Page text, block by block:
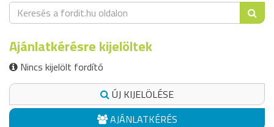
Ajánlatkérésre kijelöltek
Nincs kijelölt fordító
ÚJ KIJELÖLÉSE
AJÁNLATKÉRÉS